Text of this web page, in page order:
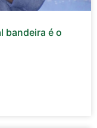
bandeira é o